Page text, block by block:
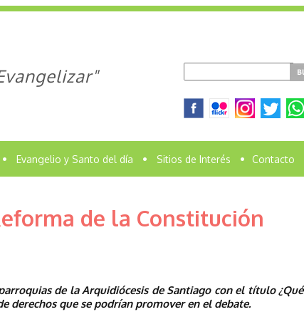
• Evangelio y Santo del día • Sitios de Interés • Contacto
de la Constitución
de la Arquidiócesis de Santiago con el título ¿Qué
derechos que se podrían promover en el debate.